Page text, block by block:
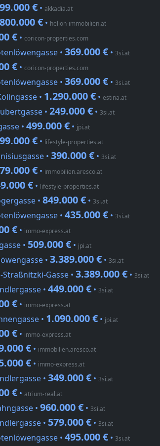
€ • akkadia.at
800.000 € • helion-immobilien.at
€ • coricon-properties.com
• 369.000 € • 3si.at
€ • coricon-properties.com
• 369.000 € • 3si.at
• 1.290.000 € • estina.at
• 249.000 € • 3si.at
• 499.000 € • jpi.at
€ • lifestyle-properties.at
• 390.000 € • 3si.at
€ • immobilien.aresco.at
€ • lifestyle-properties.at
• 849.000 € • 3si.at
• 435.000 € • 3si.at
€ • immo-express.at
• 509.000 € • jpi.at
• 3.389.000 € • 3si.at
Straßnitzki-Gasse • 3.389.000 € • 3si.at
• 449.000 € • 3si.at
€ • immo-express.at
• 1.090.000 € • jpi.at
€ • immo-express.at
€ • immobilien.aresco.at
€ • immo-express.at
• 349.000 € • 3si.at
€ • atrium-real.at
• 960.000 € • 3si.at
• 579.000 € • 3si.at
• 495.000 € • 3si.at